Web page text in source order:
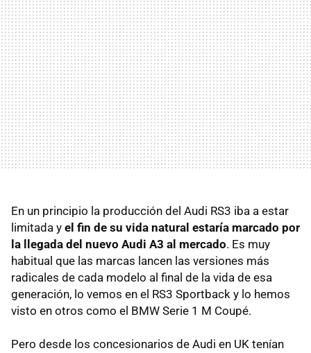
En un principio la producción del Audi RS3 iba a estar
limitada y el fin de su vida natural estaría marcado por
la llegada del nuevo Audi A3 al mercado. Es muy
habitual que las marcas lancen las versiones más
radicales de cada modelo al final de la vida de esa
generación, lo vemos en el RS3 Sportback y lo hemos
visto en otros como el BMW Serie 1 M Coupé.
Pero desde los concesionarios de Audi en UK tenían